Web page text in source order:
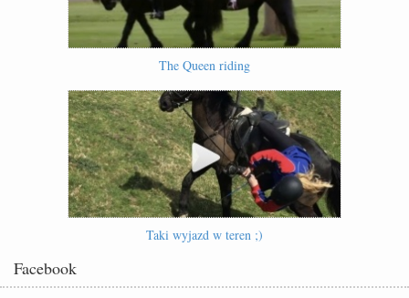
The Queen riding
Taki wyjazd w teren ;)
Facebook